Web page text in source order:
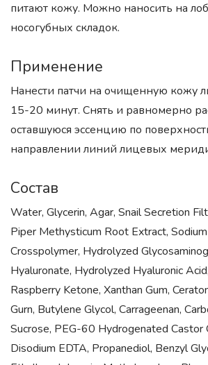
питают кожу. Можно наносить на лоб
носогубных складок.
Применение
Нанести патчи на очищенную кожу
15-20 минут. Снять и равномерно
оставшуюся эссенцию по
направлении линий лицевых
Состав
Water, Glycerin, Agar, Snail Secretion
Piper Methysticum Root Extract,
Crosspolymer, Hydrolyzed
Hyaluronate, Hydrolyzed Hyaluronic
Raspberry Ketone, Xanthan Gum,
Gurn, Butylene Glycol, Carrageenan,
Sucrose, PEG-60 Hydrogenated Castor
Disodium EDTA, Propanediol, Benzyl